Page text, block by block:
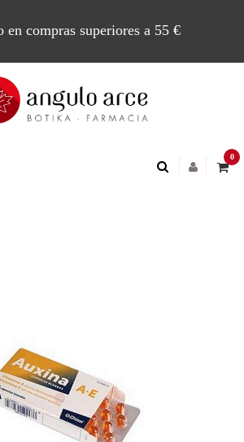
compras superiores a 55 €
0